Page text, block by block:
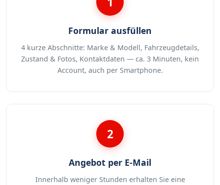
Formular ausfüllen
4 kurze Abschnitte: Marke & Modell, Fahrzeugdetails,
Zustand & Fotos, Kontaktdaten — ca. 3 Minuten, kein
Account, auch per Smartphone.
2
Angebot per E-Mail
Innerhalb weniger Stunden erhalten Sie eine